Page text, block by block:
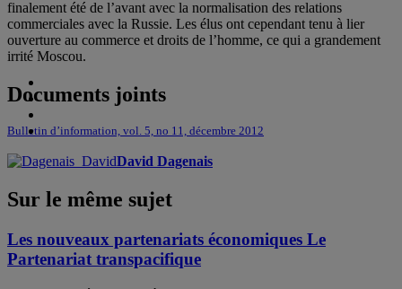
finalement été de l’avant avec la normalisation des relations
commerciales avec la Russie. Les élus ont cependant tenu à lier
ouverture au commerce et droits de l’homme, ce qui a grandement
irrité Moscou.
Documents joints
Bulletin d’information, vol. 5, no 11, décembre 2012
David Dagenais
Sur le même sujet
Les nouveaux partenariats économiques Le
Partenariat transpacifique